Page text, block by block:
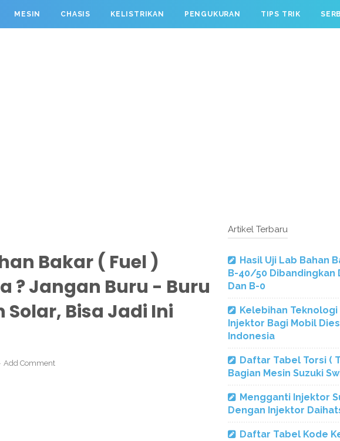
MESIN CHASIS KELISTRIKAN PENGUKURAN TIPS TRIK
Bakar ( Fuel )
? Jangan Buru - Buru
Bisa Jadi Ini
Add Comment
Artikel Terbaru
Hasil Uji Lab Bahan
B-40/50 Dibandingkan
Dan B-0
Kelebihan Teknologi
Injektor Bagi Mobil
Indonesia
Daftar Tabel Torsi (
Bagian Mesin Suzuki
Mengganti Injektor
Dengan Injektor
Daftar Tabel Kode